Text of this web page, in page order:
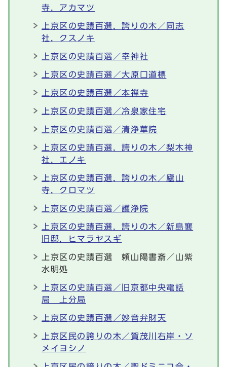
寺，アカマツ
上京区の史蹟百選，誇りの木／同志
社，クスノキ
上京区の史蹟百選／幸神社
上京区の史蹟百選／大原口道標
上京区の史蹟百選／本禅寺
上京区の史蹟百選／冷泉家住宅
上京区の史蹟百選／清浄華院
上京区の史蹟百選，誇りの木／梨木神
社，エノキ
上京区の史蹟百選，誇りの木／廬山
寺，クロマツ
上京区の史蹟百選／護浄院
上京区の史蹟百選，誇りの木／新島襄
旧邸，ヒマラヤスギ
上京区の史蹟百選 頼山陽書斎／山紫
水明処
上京区の史蹟百選／旧京都中央電話
局 上分局
上京区の史蹟百選／妙音弁財天
上京区民の誇りの木／賀茂川右岸・ソ
メイヨシノ